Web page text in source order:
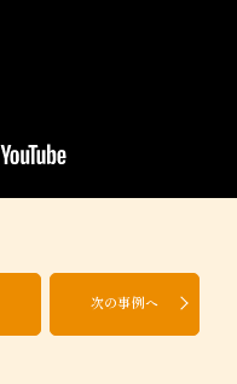
次の事例へ